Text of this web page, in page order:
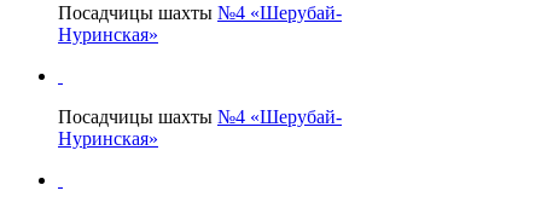
Посадчицы шахты №4 «Шерубай-
Нуринская»
Посадчицы шахты №4 «Шерубай-
Нуринская»